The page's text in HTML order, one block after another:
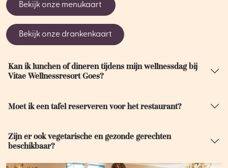
Bekijk onze menukaart
Bekijk onze drankenkaart
Kan ik lunchen of dineren tijdens mijn wellnessdag bij
Vitae Wellnessresort Goes?
Moet ik een tafel reserveren voor het restaurant?
Zijn er ook vegetarische en gezonde gerechten
beschikbaar?